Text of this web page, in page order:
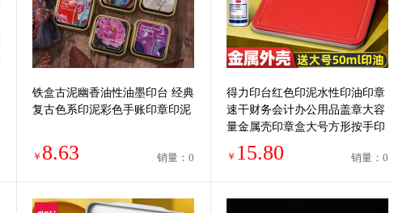
铁盒古泥幽香油性油墨印台 经典
复古色系印泥彩色手账印章印泥
￥ 8.63 销量：0
得力印台红色印泥水性印油印章
速干财务会计办公用品盖章大容
量金属壳印章盒大号方形按手印
小号便携
￥ 15.80 销量：0